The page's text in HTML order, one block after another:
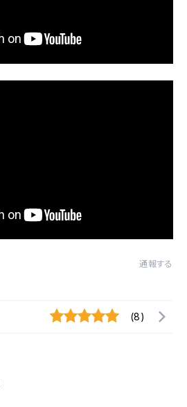
通報する
(8)